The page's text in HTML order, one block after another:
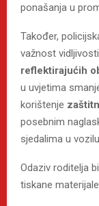
ponašanja u
Također,
važnost
reflektirajućih
u uvjetima
korištenje
posebnim
sjedalima u
Odaziv roditelja
tiskane